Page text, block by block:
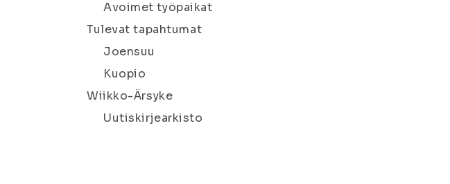
Avoimet työpaikat
Tulevat tapahtumat
Joensuu
Kuopio
Wiikko-Ärsyke
Uutiskirjearkisto